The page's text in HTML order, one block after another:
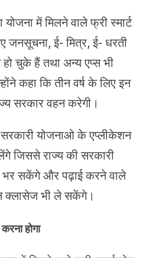
में मिलने वाले फ्री स्मार्ट
जनसूचना, ई- मित्र, ई- धरती
चुके हैं तथा अन्य एप्स भी
कहा कि तीन वर्ष के लिए इन
सरकार वहन करेगी।
योजनाओ के एप्लीकेशन
जिससे राज्य की सरकारी
भर सकेंगे और पढ़ाई करने वाले
क्लासेज भी ले सकेंगे।
होगा